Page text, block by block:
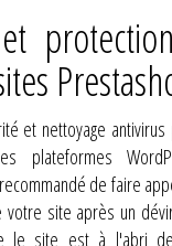
et nettoyage
plateformes
de faire
votre site après un
le site est à l'abri